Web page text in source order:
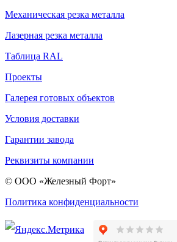
Механическая резка металла
Лазерная резка металла
Таблица RAL
Проекты
Галерея готовых объектов
Условия доставки
Гарантии завода
Реквизиты компании
© ООО «Железный Форт»
Политика конфиденциальности